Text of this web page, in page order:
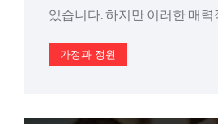
있습니다. 하지만 이러한 매
가정과 정원